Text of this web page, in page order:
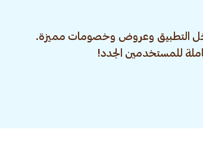
التطبيق وعروض وخصومات مميزة.
للمستخدمين الجدد!